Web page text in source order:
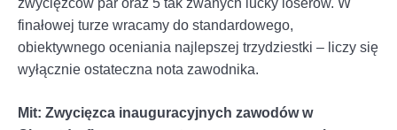
finałowej turze wracamy do standardowego,
obiektywnego oceniania najlepszej trzydziestki – liczy się
wyłącznie ostateczna nota zawodnika.
Mit: Zwycięzca inauguracyjnych zawodów w